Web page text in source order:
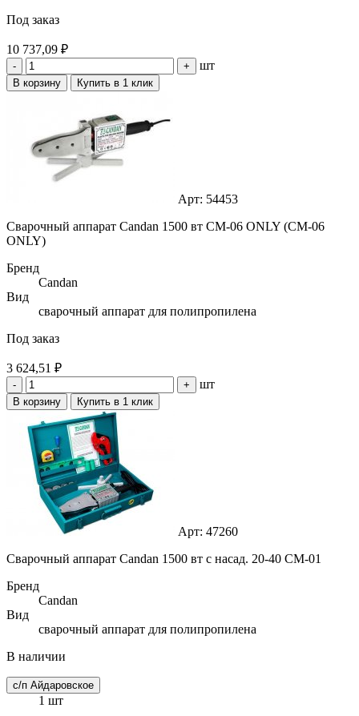
Под заказ
10 737,09 ₽
- + шт
В корзину Купить в 1 клик
Арт: 54453
Сварочный аппарат Candan 1500 вт СМ-06 ONLY (CM-06
ONLY)
Бренд
Candan
Вид
сварочный аппарат для полипропилена
Под заказ
3 624,51 ₽
- + шт
В корзину Купить в 1 клик
Арт: 47260
Сварочный аппарат Candan 1500 вт с насад. 20-40 CM-01
Бренд
Candan
Вид
сварочный аппарат для полипропилена
В наличии
с/п Айдаровское
1 шт